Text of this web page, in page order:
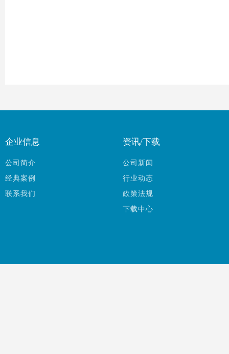
企业信息
公司简介
经典案例
联系我们
资讯/下载
公司新闻
行业动态
政策法规
下载中心